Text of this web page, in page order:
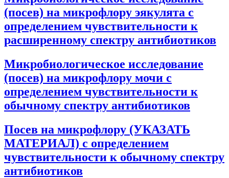
(посев) на микрофлору эякулята с
определением чувствительности к
расширенному спектру антибиотиков
Микробиологическое исследование
(посев) на микрофлору мочи с
определением чувствительности к
обычному спектру антибиотиков
Посев на микрофлору (УКАЗАТЬ
МАТЕРИАЛ) с определением
чувствительности к обычному спектру
антибиотиков